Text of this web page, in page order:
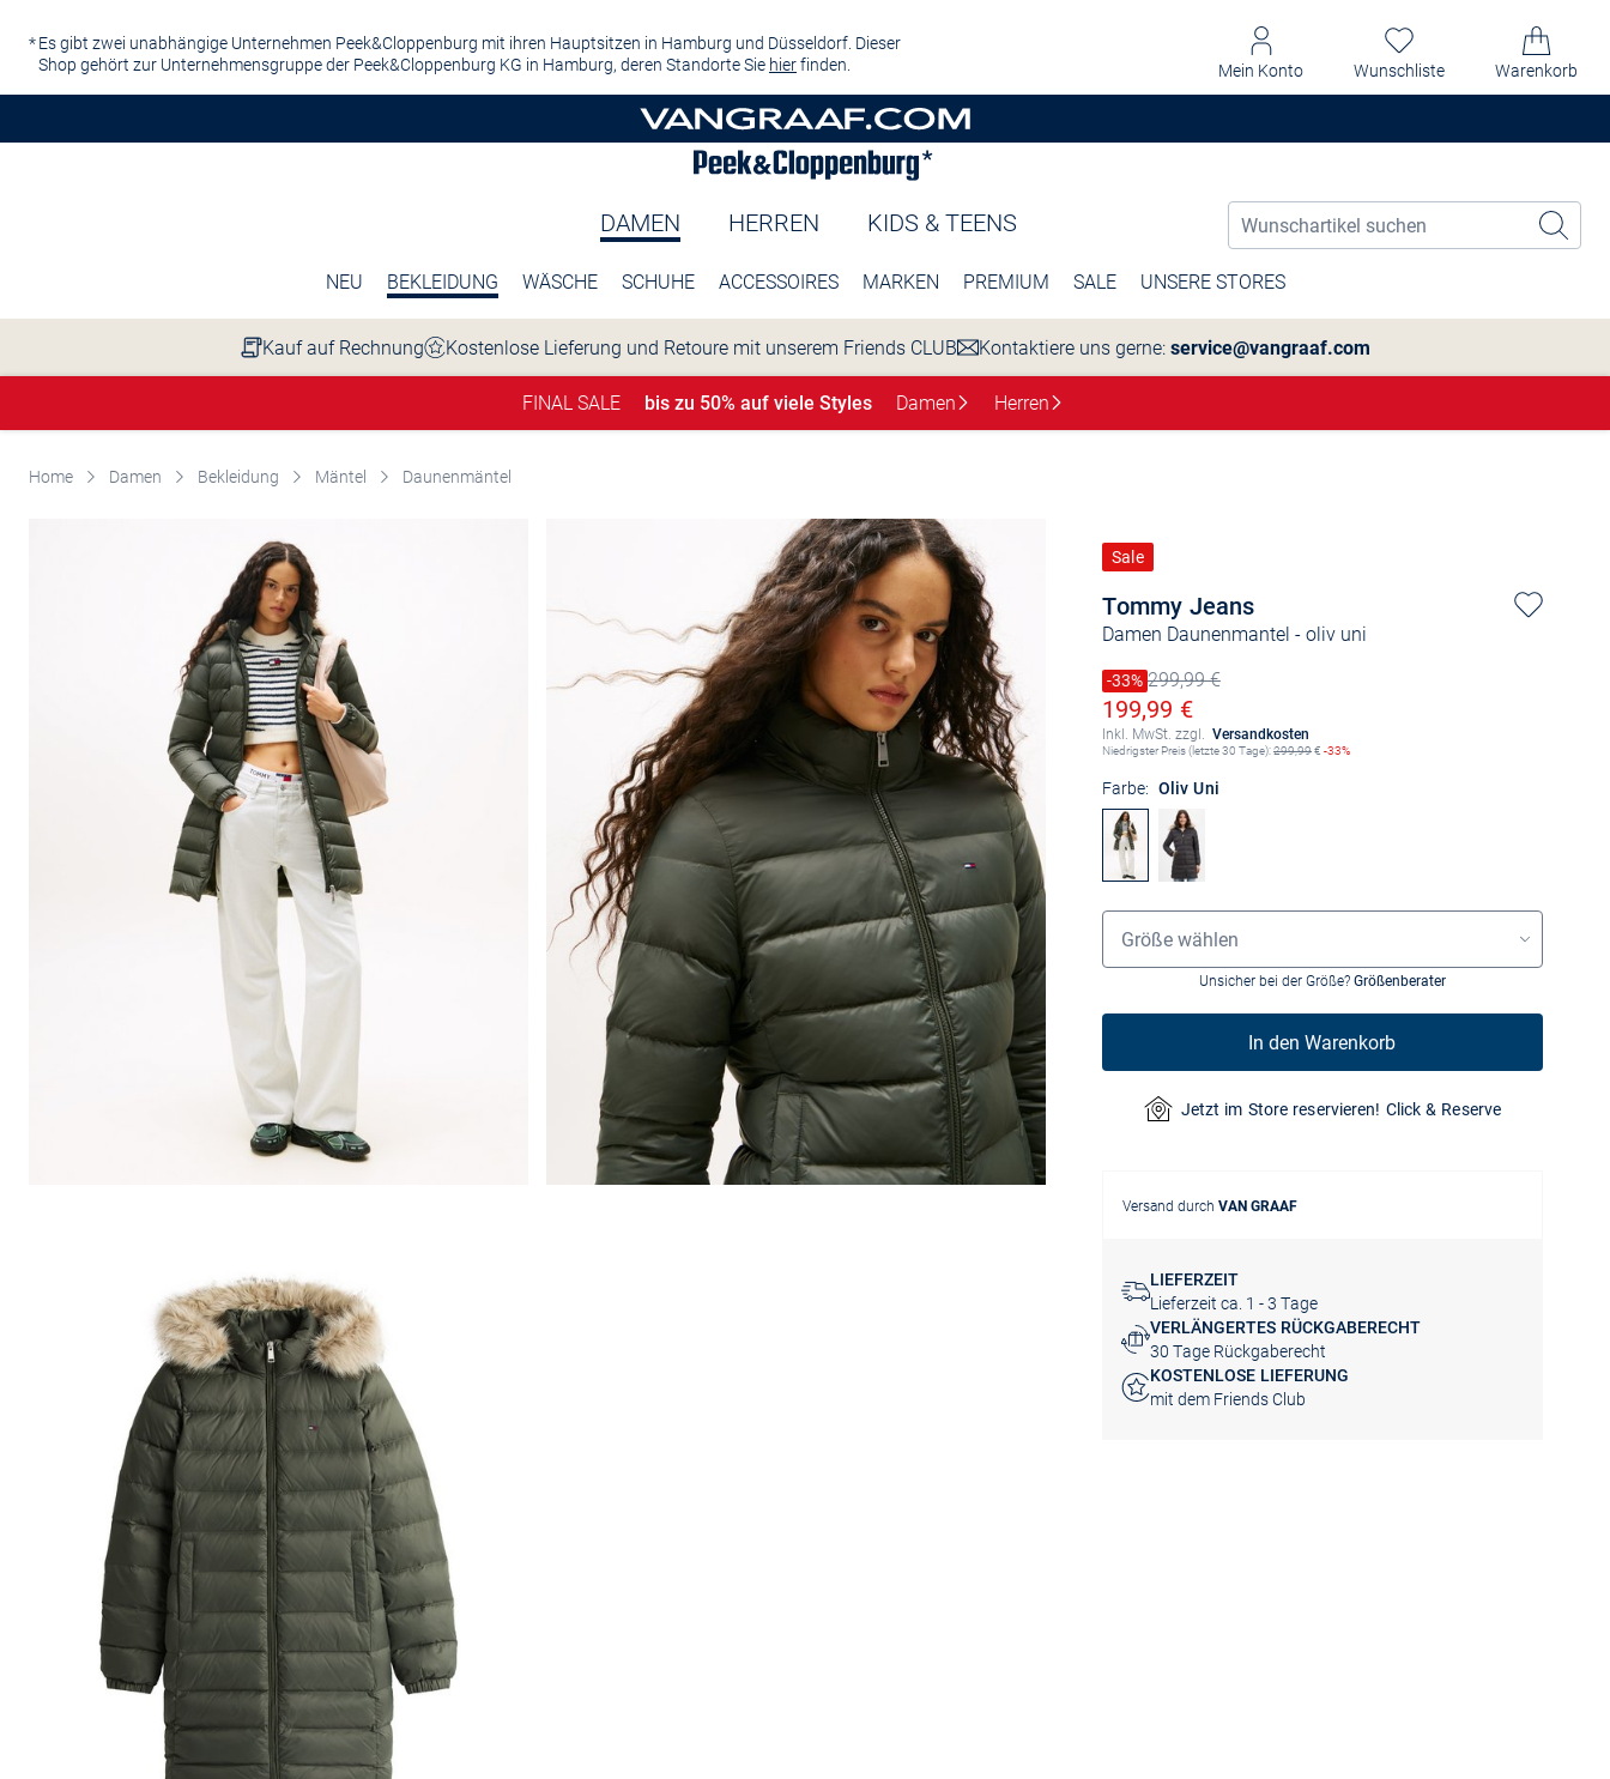
Es gibt zwei unabhängige Unternehmen Peek&Cloppenburg mit ihren Hauptsitzen in Hamburg und Düsseldorf. Dieser
Shop gehört zur Unternehmensgruppe der Peek&Cloppenburg KG in Hamburg, deren Standorte Sie hierfinden. Mein Konto Wunschliste Warenkorb
DAMEN HERREN KIDS & TEENS
NEU BEKLEIDUNG WÄSCHE SCHUHE ACCESSOIRES MARKEN PREMIUM SALE UNSERE STORES
Kauf auf Rechnung Kostenlose Lieferung und Retoure mit unserem Friends CLUB Kontaktiere uns gerne: service@vangraaf.com
FINAL SALE bis zu 50% auf viele Styles Damen Herren
Home Damen Bekleidung Mäntel Daunenmäntel
Tommy Jeans
Damen Daunenmantel - oliv uni
Sale
Preis reduziert um
-33%
Alter Preis299,99 €
Ermäßigter Preis
199,99 €
Inkl. MwSt. zzgl. Versandkosten
Niedrigster Preis (letzte 30 Tage):299,99€ -33%
Farbe: Oliv Uni
Größenauswahl
Größe wählen
Unsicher bei der Größe? Größenberater
In den Warenkorb
Jetzt im Store reservieren! Click & Reserve
Versand durch VAN GRAAF
LIEFERZEIT
Lieferzeit ca. 1 - 3 Tage
VERLÄNGERTES RÜCKGABERECHT
30 Tage Rückgaberecht
KOSTENLOSE LIEFERUNG
mit dem Friends Club